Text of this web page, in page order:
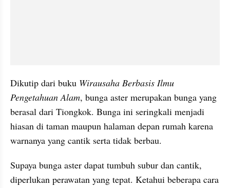
Dikutip dari buku Wirausaha Berbasis Ilmu
Pengetahuan Alam, bunga aster merupakan bunga yang
berasal dari Tiongkok. Bunga ini seringkali menjadi
hiasan di taman maupun halaman depan rumah karena
warnanya yang cantik serta tidak berbau.
Supaya bunga aster dapat tumbuh subur dan cantik,
diperlukan perawatan yang tepat. Ketahui beberapa cara